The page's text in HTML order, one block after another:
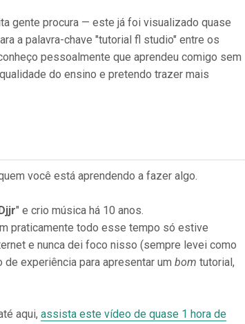
gente procura — este já foi visualizado quase
a palavra-chave "tutorial fl studio" entre os
pessoalmente que aprendeu comigo sem
do ensino e pretendo trazer mais
você está aprendendo a fazer algo.
" e crio música há 10 anos.
praticamente todo esse tempo só estive
e nunca dei foco nisso (sempre levei como
experiência para apresentar um bom tutorial,
aqui, assista este vídeo de quase 1 hora de